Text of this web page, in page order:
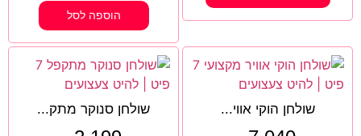
הוספה לסל
שולחן הוקי אווי... שולחן סנוקר מתק...